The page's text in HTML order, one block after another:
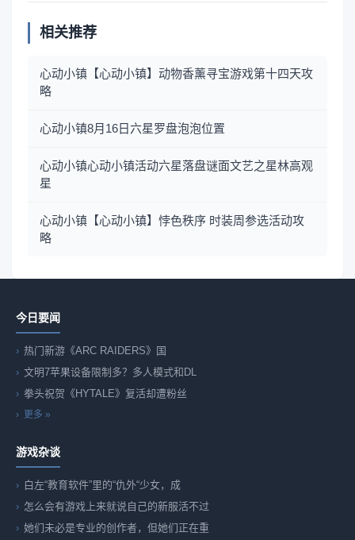
相关推荐
心动小镇【心动小镇】动物香薰寻宝游戏第十四天攻
略
心动小镇8月16日六星罗盘泡泡位置
心动小镇心动小镇活动六星落盘谜面文艺之星林高观
星
心动小镇【心动小镇】悖色秩序 时装周参选活动攻
略
今日要闻
热门新游《ARC RAIDERS》国
文明7苹果设备限制多？多人模式和DL
拳头祝贺《HYTALE》复活却遭粉丝
更多 »
游戏杂谈
白左“教育软件”里的“仇外“少女，成
怎么会有游戏上来就说自己的新服活不过
她们未必是专业的创作者，但她们正在重